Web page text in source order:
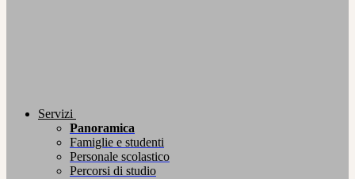
Servizi
Panoramica
Famiglie e studenti
Personale scolastico
Percorsi di studio